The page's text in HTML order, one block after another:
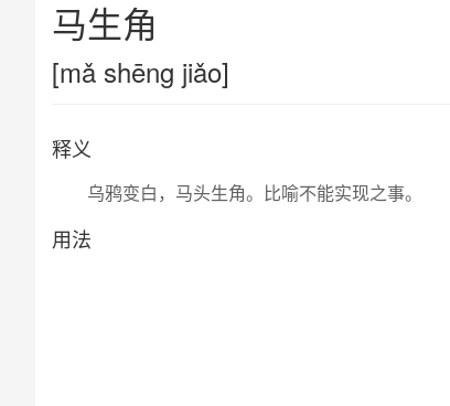
马生角
[mǎ shēng jiǎo]
释义
乌鸦变白，马头生角。比喻不能实现之事。
用法